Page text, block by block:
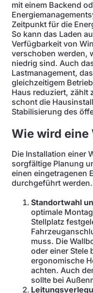
mit einem Backend
Zeitpunkt für die
So kann das Laden
Verfügbarkeit von
verschoben werden,
niedrig sind. Auch
Lastmanagement,
gleichzeitigem
Haus reduziert, zählt
schont die
Stabilisierung des
Wie wird
Die Installation einer
sorgfältige Planung
einen eingetragenen
durchgeführt werden.
Standortwahl
optimale
Stellplatz
muss. Die
oder einer Stele
ergonomische
achten. Auch
sollte bei